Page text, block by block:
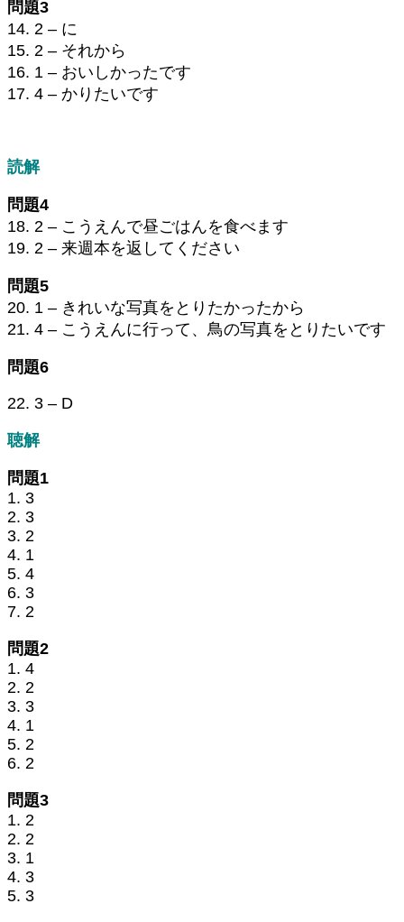
問題3
14. 2 – に
15. 2 – それから
16. 1 – おいしかったです
17. 4 – かりたいです
読解
問題4
18. 2 – こうえんで昼ごはんを食べます
19. 2 – 来週本を返してください
問題5
20. 1 – きれいな写真をとりたかったから
21. 4 – こうえんに行って、鳥の写真をとりたいです
問題6
22. 3 – D
聴解
問題1
1. 3
2. 3
3. 2
4. 1
5. 4
6. 3
7. 2
問題2
1. 4
2. 2
3. 3
4. 1
5. 2
6. 2
問題3
1. 2
2. 2
3. 1
4. 3
5. 3